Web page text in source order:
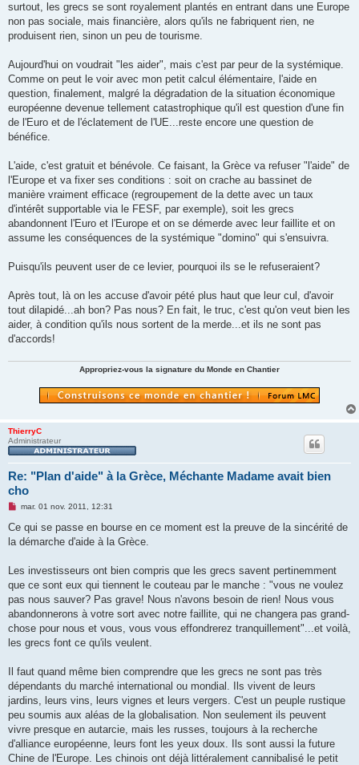
surtout, les grecs se sont royalement plantés en entrant dans une Europe
non pas sociale, mais financière, alors qu'ils ne fabriquent rien, ne
produisent rien, sinon un peu de tourisme.
Aujourd'hui on voudrait "les aider", mais c'est par peur de la systémique.
Comme on peut le voir avec mon petit calcul élémentaire, l'aide en
question, finalement, malgré la dégradation de la situation économique
européenne devenue tellement catastrophique qu'il est question d'une fin
de l'Euro et de l'éclatement de l'UE...reste encore une question de
bénéfice.
L'aide, c'est gratuit et bénévole. Ce faisant, la Grèce va refuser "l'aide" de
l'Europe et va fixer ses conditions : soit on crache au bassinet de
manière vraiment efficace (regroupement de la dette avec un taux
d'intérêt supportable via le FESF, par exemple), soit les grecs
abandonnent l'Euro et l'Europe et on se démerde avec leur faillite et on
assume les conséquences de la systémique "domino" qui s'ensuivra.
Puisqu'ils peuvent user de ce levier, pourquoi ils se le refuseraient?
Après tout, là on les accuse d'avoir pété plus haut que leur cul, d'avoir
tout dilapidé...ah bon? Pas nous? En fait, le truc, c'est qu'on veut bien les
aider, à condition qu'ils nous sortent de la merde...et ils ne sont pas
d'accords!
Appropriez-vous la signature du Monde en Chantier
ThierryC
Administrateur
Re: "Plan d'aide" à la Grèce, Méchante Madame avait bien
cho
M
s
a
n
o
l
u
mar. 01 nov. 2011, 12:31
Ce qui se passe en bourse en ce moment est la preuve de la sincérité de
la démarche d'aide à la Grèce.
Les investisseurs ont bien compris que les grecs savent pertinemment
que ce sont eux qui tiennent le couteau par le manche : "vous ne voulez
pas nous sauver? Pas grave! Nous n'avons besoin de rien! Nous vous
abandonnerons à votre sort avec notre faillite, qui ne changera pas grand-
chose pour nous et vous, vous vous effondrerez tranquillement"...et voilà,
les grecs font ce qu'ils veulent.
Il faut quand même bien comprendre que les grecs ne sont pas très
dépendants du marché international ou mondial. Ils vivent de leurs
jardins, leurs vins, leurs vignes et leurs vergers. C'est un peuple rustique
peu soumis aux aléas de la globalisation. Non seulement ils peuvent
vivre presque en autarcie, mais les russes, toujours à la recherche
d'alliance européenne, leurs font les yeux doux. Ils sont aussi la future
Chine de l'Europe. Les chinois ont déjà littéralement cannibalisé le petit